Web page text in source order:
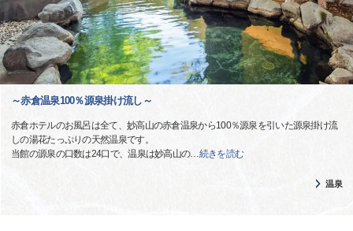
～赤倉温泉100％源泉掛け流し～
赤倉ホテルのお風呂は全て、妙高山の赤倉温泉から100％源泉を引いた源泉掛け流
しの湯花たっぷりの天然温泉です。
当館の源泉の口数は24口で、温泉は妙高山の…続きを読む
温泉